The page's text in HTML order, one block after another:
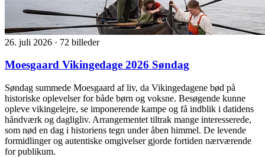
26. juli 2026 · 72 billeder
Moesgaard Vikingedage 2026 Søndag
Søndag summede Moesgaard af liv, da Vikingedagene bød på
historiske oplevelser for både børn og voksne. Besøgende kunne
opleve vikingelejre, se imponerende kampe og få indblik i datidens
håndværk og dagligliv. Arrangementet tiltrak mange interesserede,
som nød en dag i historiens tegn under åben himmel. De levende
formidlinger og autentiske omgivelser gjorde fortiden nærværende
for publikum.